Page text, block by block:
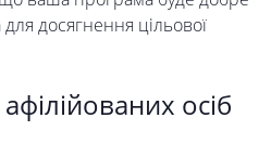
досягнення цільової
осіб